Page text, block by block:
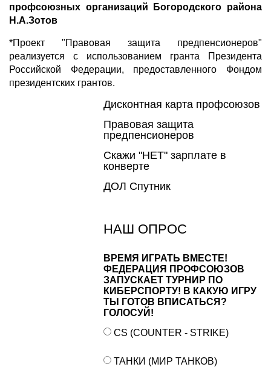
профсоюзных организаций Богородского района
Н.А.Зотов
*Проект "Правовая защита предпенсионеров"
реализуется с использованием гранта Президента
Российской Федерации, предоставленного Фондом
президентских грантов.
Дисконтная карта профсоюзов
Правовая защита
предпенсионеров
Скажи "НЕТ" зарплате в
конверте
ДОЛ Спутник
НАШ ОПРОС
ВРЕМЯ ИГРАТЬ ВМЕСТЕ!
ФЕДЕРАЦИЯ ПРОФСОЮЗОВ
ЗАПУСКАЕТ ТУРНИР ПО
КИБЕРСПОРТУ! В КАКУЮ ИГРУ
ТЫ ГОТОВ ВПИСАТЬСЯ?
ГОЛОСУЙ!
CS (COUNTER - STRIKE)
ТАНКИ (МИР ТАНКОВ)